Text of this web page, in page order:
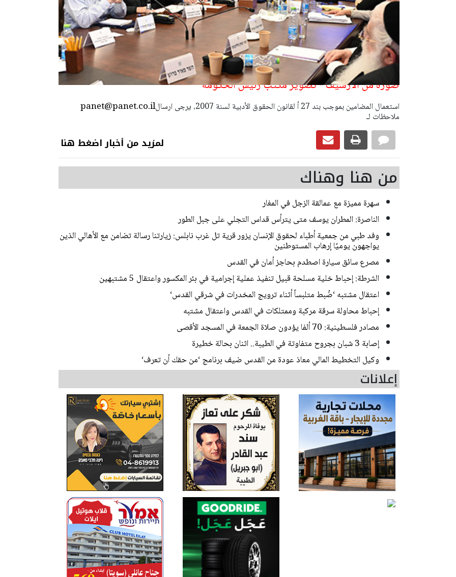
صورة من الارشيف - تصوير مكتب رئيس الحكومة
panet@panet.co.ilاستعمال المضامين بموجب بند 27 أ لقانون الحقوق الأدبية لسنة 2007، يرجى ارسال
ملاحظات لـ
لمزيد من أخبار اضغط هنا
من هنا وهناك
سهرة مميزة مع عمالقة الزجل في المغار
الناصرة: المطران يوسف متى يترأس قداس التجلي على جبل الطور
وفد طبي من جمعية أطباء لحقوق الإنسان يزور قرية تل غرب نابلس: زيارتنا رسالة تضامن مع الأهالي الذين
يواجهون يوميًا إرهاب المستوطنين
مصرع سائق سيارة اصطدم بحاجز أمان في القدس
الشرطة: إحباط خلية مسلحة قبيل تنفيذ عملية إجرامية في بئر المكسور واعتقال 5 مشتبهين
اعتقال مشتبه ‘ضُبط متلبساً أثناء ترويج المخدرات في شرقي القدس‘
إحباط محاولة سرقة مركبة وممتلكات في القدس واعتقال مشتبه
مصادر فلسطينية: 70 ألفا يؤدون صلاة الجمعة في المسجد الأقصى
إصابة 3 شبان بجروح متفاوتة في الطيبة.. اثنان بحالة خطيرة
وكيل التخطيط المالي معاذ عودة من القدس ضيف برنامج ‘من حقك أن تعرف‘
إعلانات